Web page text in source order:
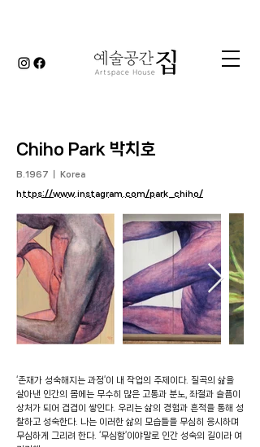
Chiho Park 박치호
B.1967 ｜ Korea
https://www.instagram.com/park_chiho/
‘존재가 성숙해지는 과정’이 내 작업의 주제이다. 질곡의 삶을
살아낸 인간의 몸에는 무수히 많은 고통과 분노, 좌절과 슬픔이
상처가 되어 겹겹이 쌓인다. 우리는 삶의 경험과 흔적을 통해 성
찰하고 성숙한다. 나는 이러한 삶의 모습들을 무심히 응시하며
무심하게 그리려 한다. ‘무심함’이야말로 인간 성숙의 길이라 여